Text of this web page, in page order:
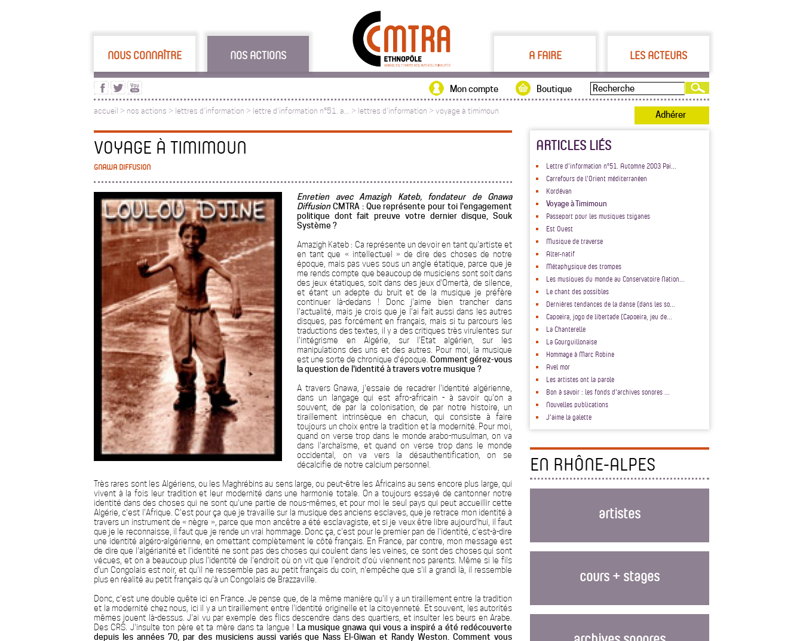
NOUS CONNAÎTRE NOS ACTIONS A FAIRE LES ACTEURS
Boutique
Mon compte
accueil > nos actions > lettres d'information > lettre d'information n°51. a... > lettres d'information > voyage à timimoun Adhérer
VOYAGE À TIMIMOUN
GNAWA DIFFUSION
Enretien avec Amazigh Kateb, fondateur de Gnawa
Diffusion CMTRA : Que représente pour toi l'engagement
politique dont fait preuve votre dernier disque, Souk
Système ?
Amazigh Kateb : Ca représente un devoir en tant qu'artiste et
en tant que « intellectuel » de dire des choses de notre
époque, mais pas vues sous un angle étatique, parce que je
me rends compte que beaucoup de musiciens sont soit dans
des jeux étatiques, soit dans des jeux d'Omertà, de silence,
et étant un adepte du bruit et de la musique je préfère
continuer là-dedans ! Donc j'aime bien trancher dans
l'actualité, mais je crois que je l'ai fait aussi dans les autres
disques, pas forcément en français, mais si tu parcours les
traductions des textes, il y a des critiques très virulentes sur
l'intégrisme en Algérie, sur l'Etat algérien, sur les
manipulations des uns et des autres. Pour moi, la musique
est une sorte de chronique d'époque. Comment gérez-vous
la question de l'identité à travers votre musique ?
A travers Gnawa, j'essaie de recadrer l'identité algérienne,
dans un langage qui est afro-africain - à savoir qu'on a
souvent, de par la colonisation, de par notre histoire, un
tiraillement intrinsèque en chacun, qui consiste à faire
toujours un choix entre la tradition et la modernité. Pour moi,
quand on verse trop dans le monde arabo-musulman, on va
dans l'archaïsme, et quand on verse trop dans le monde
occidental, on va vers la désauthentification, on se
décalcifie de notre calcium personnel.
Très rares sont les Algériens, ou les Maghrébins au sens large, ou peut-être les Africains au sens encore plus large, qui
vivent à la fois leur tradition et leur modernité dans une harmonie totale. On a toujours essayé de cantonner notre
identité dans des choses qui ne sont qu'une partie de nous-mêmes, et pour moi le seul pays qui peut accueillir cette
Algérie, c'est l'Afrique. C'est pour ça que je travaille sur la musique des anciens esclaves, que je retrace mon identité à
travers un instrument de « nègre », parce que mon ancêtre a été esclavagiste, et si je veux être libre aujourd'hui, il faut
que je le reconnaisse, il faut que je rende un vrai hommage. Donc ça, c'est pour le premier pan de l'identité, c'est-à-dire
une identité algéro-algérienne, en omettant complètement le côté français. En France, par contre, mon message est
de dire que l'algérianité et l'identité ne sont pas des choses qui coulent dans les veines, ce sont des choses qui sont
vécues, et on a beaucoup plus l'identité de l'endroit où on vit que l'endroit d'où viennent nos parents. Même si le fils
d'un Congolais est noir, et qu'il ne ressemble pas au petit français du coin, n'empêche que s'il a grandi là, il ressemble
plus en réalité au petit français qu'à un Congolais de Brazzaville.
Donc, c'est une double quête ici en France. Je pense que, de la même manière qu'il y a un tiraillement entre la tradition
et la modernité chez nous, ici il y a un tiraillement entre l'identité originelle et la citoyenneté. Et souvent, les autorités
mêmes jouent là-dessus. J'ai vu par exemple des flics descendre dans des quartiers, et insulter les beurs en Arabe.
Des CRS. J'insulte ton père et ta mère dans ta langue !
La musique gnawa qui vous a inspiré a été redécouverte
depuis les années 70, par des musiciens aussi variés que Nass El-Giwan et Randy Weston. Comment vous
ARTICLES LIÉS
Lettre d'information n°51. Automne 2003 Pai...
Carrefours de l'Orient méditerranéen
Kordévan
Voyage à Timimoun
Passeport pour les musiques tsiganes
Est Ouest
Musique de traverse
Alter-natif
Métaphysique des trompes
Les musiques du monde au Conservatoire Nation...
Le chant des possibles
Dernières tendances de la danse (dans les so...
Capoeira, jogo de libertade (Capoeira, jeu de...
La Chanterelle
La Gourguillonaise
Hommage à Marc Robine
Avel mor
Les artistes ont la parole
Bon à savoir : les fonds d'archives sonores ...
Nouvelles publications
J'aime la galette
EN RHÔNE-ALPES
artistes
cours + stages